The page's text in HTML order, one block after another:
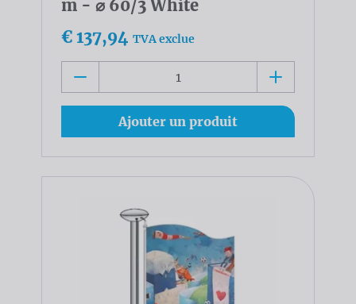
m - ⌀ 60/3 White
€ 137,94 TVA exclue
Ajouter un produit